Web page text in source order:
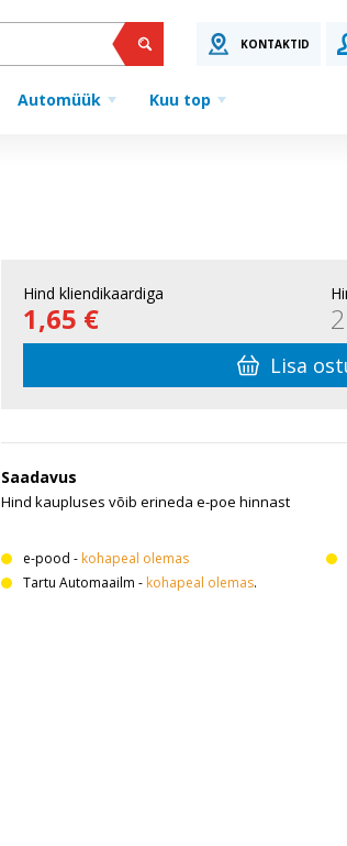
KONTAKTID
Automüük Kuu top
Hind kliendikaardiga
1,65 €
Lisa
Saadavus
Hind kaupluses võib erineda e-poe hinnast
e-pood - kohapeal olemas
Tartu Automaailm - kohapeal olemas.